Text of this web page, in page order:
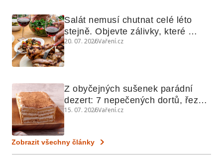
Salát nemusí chutnat celé léto
stejně. Objevte zálivky, které
využijete i na maso, nudle nebo
20. 07. 2026Vaření.cz
Z obyčejných sušenek parádní
dezert: 7 nepečených dortů, řezů
a koláčů
15. 07. 2026Vaření.cz
Zobrazit všechny články